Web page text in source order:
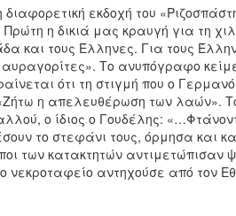
εκδοχή του
η δικιά μας κραυγή για τη
και τους Έλληνες. Για τους
Το ανυπόγραφο
ότι τη στιγμή που ο
η απελευθέρωση των λαών».
ο ίδιος ο Γουδέλης:
το στεφάνι τους, όρμησα
των κατακτητών
αντηχούσε από τον